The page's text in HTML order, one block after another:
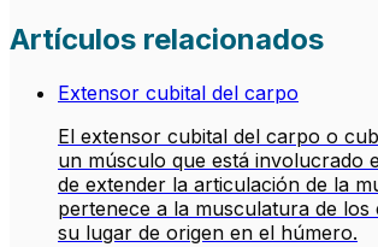
Artículos relacionados
Extensor cubital del carpo
El extensor cubital del carpo o
un músculo que está involucrado
de extender la articulación de la
pertenece a la musculatura de
su lugar de origen en el húmero.